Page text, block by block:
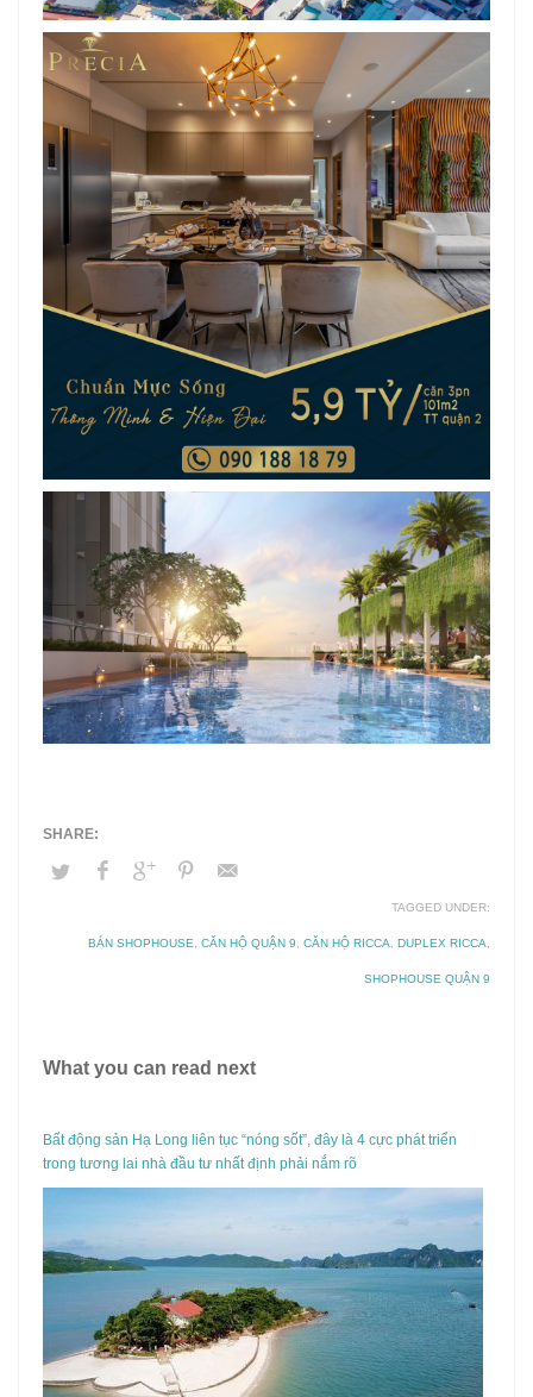
TAGGED UNDER:
BÁN SHOPHOUSE CĂN HỘ QUẬN 9 CĂN HỘ RICCA DUPLEX RICCA
SHOPHOUSE QUẬN 9
What you can read next
Bất động sản Hạ Long liên tục “nóng sốt”, đây là 4 cực phát triển
trong tương lai nhà đầu tư nhất định phải nắm rõ